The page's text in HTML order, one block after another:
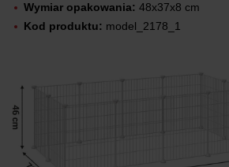
Wymiar opakowania: 48x37x8 cm
Kod produktu: model_2178_1